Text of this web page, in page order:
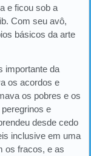
e ficou sob a
Com seu avô,
básicos da arte
importante da
os acordos e
os pobres e os
e
desde cedo
inclusive em uma
os fracos, e as